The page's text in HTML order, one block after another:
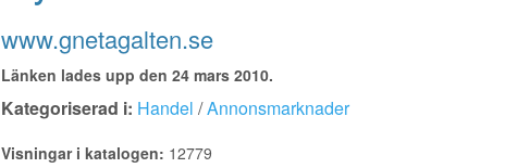
www.gnetagalten.se
Länken lades upp den 24 mars 2010.
Kategoriserad i: Handel /Annonsmarknader
Visningar i katalogen: 12779